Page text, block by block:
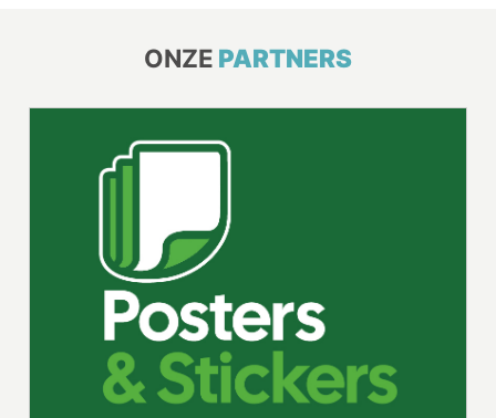
ONZE PARTNERS